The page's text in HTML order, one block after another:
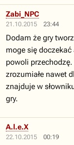
21.10.2015 23:44
Zabi_NPC
Dodam że gry
moge się
powoli
zrozumiałe nawet
znajduje w
gry.
22.10.2015 00:19
A.l.e.X